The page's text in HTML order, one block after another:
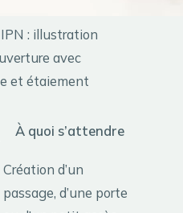
: illustration
avec
et étaiement
À quoi s’attendre
Création d’un
passage, d’une porte